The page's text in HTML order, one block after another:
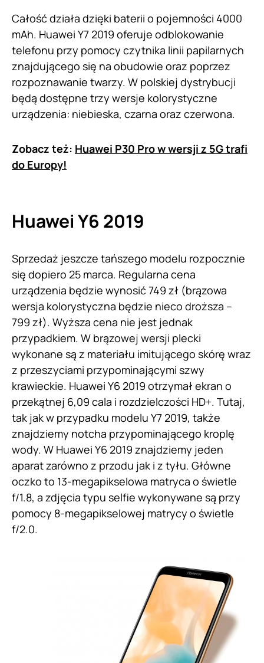
Całość działa dzięki baterii o pojemności 4000
mAh. Huawei Y7 2019 oferuje odblokowanie
telefonu przy pomocy czytnika linii papilarnych
znajdującego się na obudowie oraz poprzez
rozpoznawanie twarzy. W polskiej dystrybucji
będą dostępne trzy wersje kolorystyczne
urządzenia: niebieska, czarna oraz czerwona.
Zobacz też: Huawei P30 Pro w wersji z 5G trafi
do Europy!
Huawei Y6 2019
Sprzedaż jeszcze tańszego modelu rozpocznie
się dopiero 25 marca. Regularna cena
urządzenia będzie wynosić 749 zł (brązowa
wersja kolorystyczna będzie nieco droższa –
799 zł). Wyższa cena nie jest jednak
przypadkiem. W brązowej wersji plecki
wykonane są z materiału imitującego skórę wraz
z przeszyciami przypominającymi szwy
krawieckie. Huawei Y6 2019 otrzymał ekran o
przekątnej 6,09 cala i rozdzielczości HD+. Tutaj,
tak jak w przypadku modelu Y7 2019, także
znajdziemy notcha przypominającego kroplę
wody. W Huawei Y6 2019 znajdziemy jeden
aparat zarówno z przodu jak i z tyłu. Główne
oczko to 13-megapikselowa matryca o świetle
f/1.8, a zdjęcia typu selfie wykonywane są przy
pomocy 8-megapikselowej matrycy o świetle
f/2.0.